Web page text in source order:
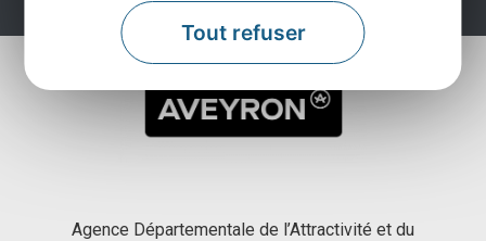
Tout refuser
Agence Départementale de l’Attractivité et du